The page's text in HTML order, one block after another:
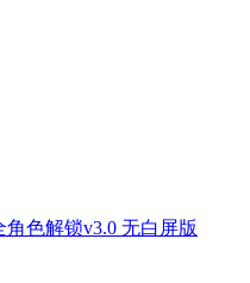
色解锁v3.0 无白屏版